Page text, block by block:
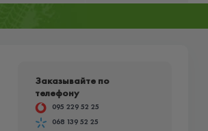
Заказывайте по
телефону
095 229 52 25
068 139 52 25